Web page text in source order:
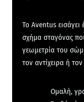
Το Aventus
σχήμα σταγόνας
γεωμετρία του
τον αντίχειρα ή
Ομαλή,